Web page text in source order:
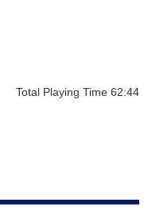
Total Playing Time 62:44